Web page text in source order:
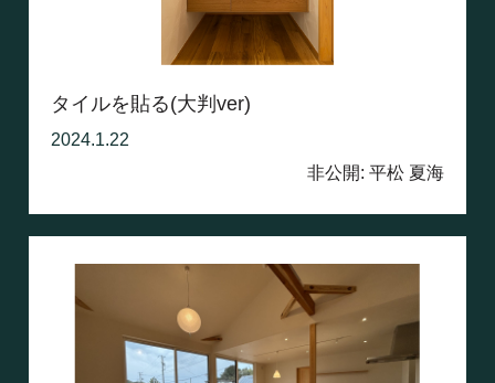
タイルを貼る(大判ver)
2024.1.22
非公開: 平松 夏海